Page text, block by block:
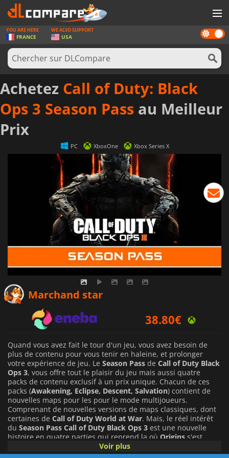
JEUX
CARTES PRÉPAYÉES
LOGICIELS
CONCOURS
MATÉRIEL
NEWS
SE CONNECTER OU S'INSCRIRE
Dark
mode
YOU ARE HERE
FRANCE
WE ALSO SUPPORT
USA
Achetez Call of Duty: Black
Ops 3 Season Pass au Meilleur
Prix
PC XboxOne Xbox Series X
Marchand star
38.80€
38.87€
Quand vous avez fait le tour d'un jeu, vous avez besoin de
plus de contenu pour vous tenir en haleine, et prolonger
votre expérience de jeu. Le Season Pass de Call of Duty Black
Ops 3, vous offre tout le plaisir du jeu mais aussi quatre
packs de contenu exclusif à un prix unique. Chacun de ces
packs (Awakening, Eclipse, Descent, Salvation) contient de
nouvelles maps pour les pour le mode multijoueurs.
Comprenant de nouvelles versions de maps classiques, dont
certaines de Call of Duty World at War. Mais, le réel intérêt
du Season Pass Call of Duty Black Ops 3 est une nouvelle
histoire en quatre parties qui reprend la où Origins s'est
arrêté, et dans laquelle vous affronterez les zombies d'une
toute nouvelle manière. Les zombies sont de retour, ils ont
Voir plus